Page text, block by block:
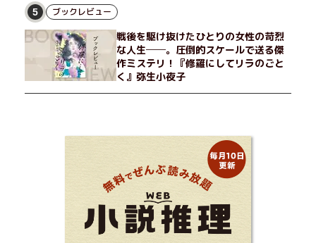
5 ブックレビュー
戦後を駆け抜けたひとりの女性の苛烈
な人生──。圧倒的スケールで送る傑
作ミステリ！『修羅にしてリラのごと
く』弥生小夜子